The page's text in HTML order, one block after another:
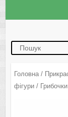
Головна/
фігури/ Грибочки